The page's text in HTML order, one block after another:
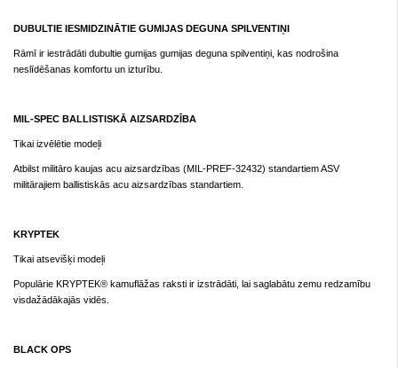
DUBULTIE IESMIDZINĀTIE GUMIJAS DEGUNA SPILVENTIŅI
Rāmī ir iestrādāti dubultie gumijas gumijas deguna spilventiņi, kas nodrošina
neslīdēšanas komfortu un izturību.
MIL-SPEC BALLISTISKĀ AIZSARDZĪBA
Tikai izvēlētie modeļi
Atbilst militāro kaujas acu aizsardzības (MIL-PREF-32432) standartiem ASV
militārajiem ballistiskās acu aizsardzības standartiem.
KRYPTEK
Tikai atsevišķi modeļi
Populārie KRYPTEK® kamuflāžas raksti ir izstrādāti, lai saglabātu zemu redzamību
visdažādākajās vidēs.
BLACK OPS